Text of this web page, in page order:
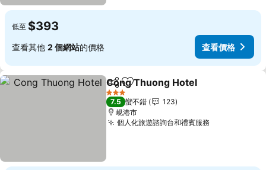
低至 $393
查看其他 2 個網站的價格 查看價格
分享 加入我的最愛
Cong Thuong Hotel
3 星級
7.5 蠻不錯
123
峴港市
個人化旅遊諮詢台和禮賓服務